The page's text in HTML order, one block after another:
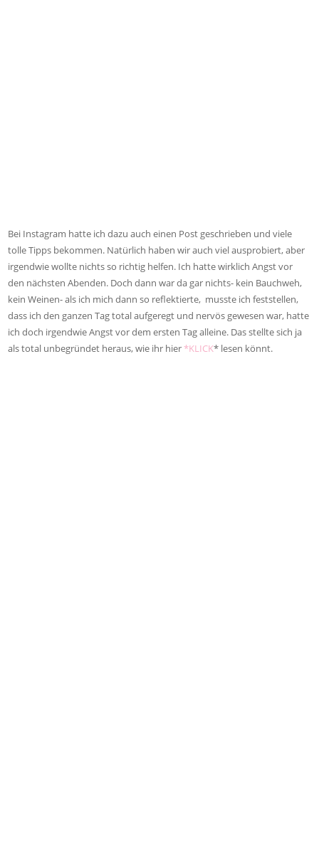
Bei Instagram hatte ich dazu auch einen Post geschrieben und viele
tolle Tipps bekommen. Natürlich haben wir auch viel ausprobiert, aber
irgendwie wollte nichts so richtig helfen. Ich hatte wirklich Angst vor
den nächsten Abenden. Doch dann war da gar nichts- kein Bauchweh,
kein Weinen- als ich mich dann so reflektierte, musste ich feststellen,
dass ich den ganzen Tag total aufgeregt und nervös gewesen war, hatte
ich doch irgendwie Angst vor dem ersten Tag alleine. Das stellte sich ja
als total unbegründet heraus, wie ihr hier*KLICK* lesen könnt.